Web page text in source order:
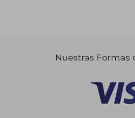
Nuestras Formas